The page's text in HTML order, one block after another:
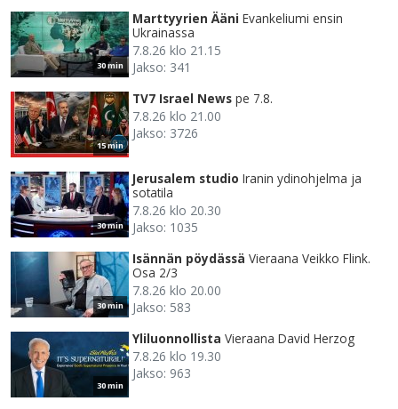
30 min
Marttyyrien Ääni Evankeliumi ensin
Ukrainassa
7.8.26 klo 21.15
Jakso: 341
15 min
TV7 Israel News pe 7.8.
7.8.26 klo 21.00
Jakso: 3726
30 min
Jerusalem studio Iranin ydinohjelma ja
sotatila
7.8.26 klo 20.30
Jakso: 1035
30 min
Isännän pöydässä Vieraana Veikko Flink.
Osa 2/3
7.8.26 klo 20.00
Jakso: 583
30 min
Yliluonnollista Vieraana David Herzog
7.8.26 klo 19.30
Jakso: 963